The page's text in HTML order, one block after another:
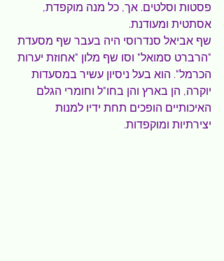
פסטות וסלטים. אך, כל מנה מוקפדת,
אסתטית ומעודנת.
שף אביאל סנדרוסי היה בעבר שף מסעדת
"הרברט סמואל" וסו שף מלון "אחוזת יערות
הכרמל". הוא בעל ניסיון עשיר במסעדות
יוקרה, הן בארץ והן בחו"ל וחומרי הגלם
האיכותיים הופכים תחת ידיו למנות
יצירתיות ומוקפדות.